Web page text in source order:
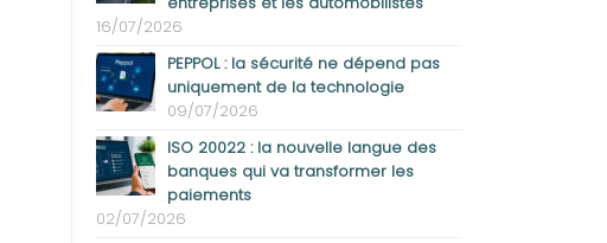
16/07/2026
PEPPOL : la sécurité ne dépend pas
uniquement de la technologie
09/07/2026
ISO 20022 : la nouvelle langue des
banques qui va transformer les
paiements
02/07/2026